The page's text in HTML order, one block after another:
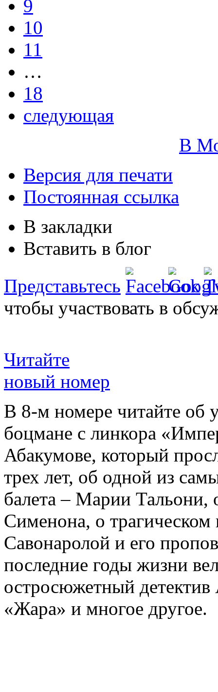
9
10
11
…
18
следующая
В
Версия для печати
Постоянная ссылка
В закладки
Вставить в блог
Представьтесь
чтобы участвовать в
Читайте
новый номер
В 8-м номере читайте об
боцмане с линкора
Абакумове, который
трех лет, об одной из
балета – Марии
Сименона, о трагическом
Савонаролой и его
последние годы жизни
остросюжетный детектив
«Жара» и многое другое.